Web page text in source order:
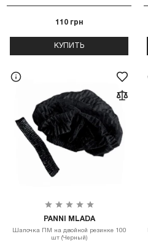
110 грн
КУПИТЬ
PANNI MLADA
Шапочка ПМ на двойной резинке 100
шт (Черный)